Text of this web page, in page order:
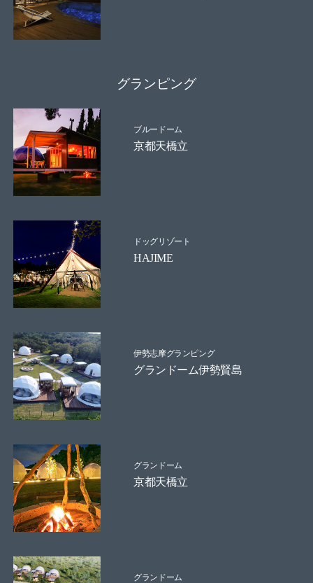
グランピング
ブルードーム
京都天橋立
ドッグリゾート
HAJIME
伊勢志摩グランピング
グランドーム伊勢賢島
グランドーム
京都天橋立
グランドーム